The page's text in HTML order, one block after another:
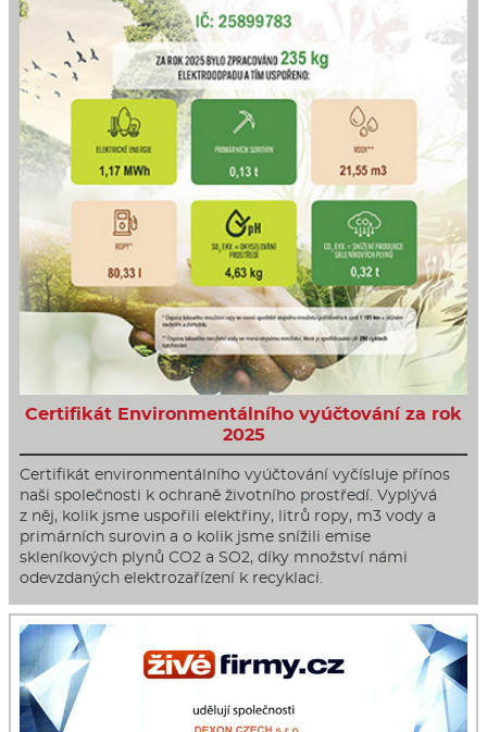
Certifikát Environmentálního vyúčtování za rok
2025
Certifikát environmentálního vyúčtování vyčísluje přínos
naši společnosti k ochraně životního prostředí. Vyplývá
z něj, kolik jsme uspořili elektřiny, litrů ropy, m3 vody a
primárních surovin a o kolik jsme snížili emise
skleníkových plynů CO2 a SO2, díky množství námi
odevzdaných elektrozařízení k recyklaci.